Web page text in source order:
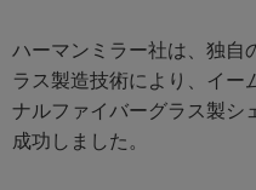
ハーマンミラー社は、独自
ラス製造技術により、イー
ナルファイバーグラス製シ
成功しました。